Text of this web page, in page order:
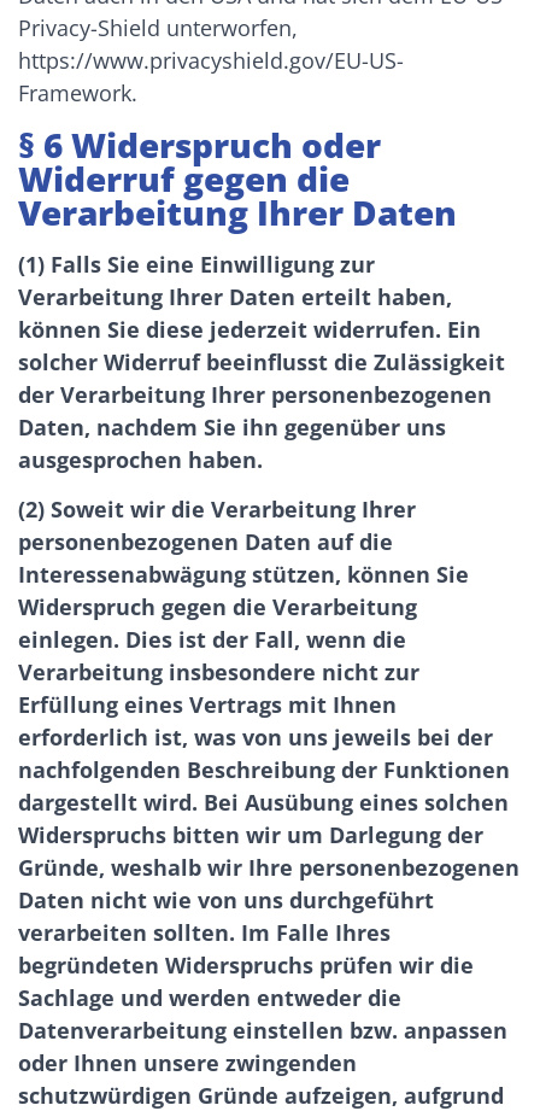
Privacy-Shield unterworfen,
https://www.privacyshield.gov/EU-US-
Framework.
§ 6 Widerspruch oder
Widerruf gegen die
Verarbeitung Ihrer Daten
(1) Falls Sie eine Einwilligung zur
Verarbeitung Ihrer Daten erteilt haben,
können Sie diese jederzeit widerrufen. Ein
solcher Widerruf beeinflusst die Zulässigkeit
der Verarbeitung Ihrer personenbezogenen
Daten, nachdem Sie ihn gegenüber uns
ausgesprochen haben.
(2) Soweit wir die Verarbeitung Ihrer
personenbezogenen Daten auf die
Interessenabwägung stützen, können Sie
Widerspruch gegen die Verarbeitung
einlegen. Dies ist der Fall, wenn die
Verarbeitung insbesondere nicht zur
Erfüllung eines Vertrags mit Ihnen
erforderlich ist, was von uns jeweils bei der
nachfolgenden Beschreibung der Funktionen
dargestellt wird. Bei Ausübung eines solchen
Widerspruchs bitten wir um Darlegung der
Gründe, weshalb wir Ihre personenbezogenen
Daten nicht wie von uns durchgeführt
verarbeiten sollten. Im Falle Ihres
begründeten Widerspruchs prüfen wir die
Sachlage und werden entweder die
Datenverarbeitung einstellen bzw. anpassen
oder Ihnen unsere zwingenden
schutzwürdigen Gründe aufzeigen, aufgrund